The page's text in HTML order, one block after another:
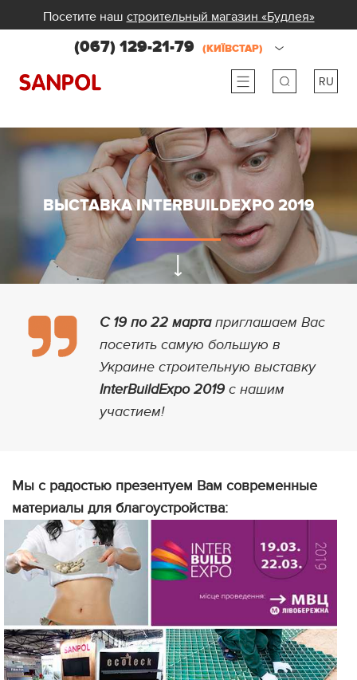
Посетите наш строительный магазин «Будлея»
(067) 129-21-79 (КИЇВСТАР)
RU
ua
ВЫСТАВКА INTERBUILDEXPO 2019
С 19 по 22 мартаприглашаем Вас
посетить самую большую в
Украине строительную выставку
InterBuildExpo 2019 с нашим
участием!
Мы с радостью презентуем Вам современные
материалы для благоустройства: